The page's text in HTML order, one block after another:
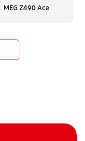
MEG Z490 Ace